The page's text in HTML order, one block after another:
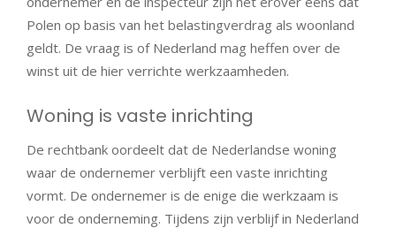
Polen op basis van het belastingverdrag als woonland
geldt. De vraag is of Nederland mag heffen over de
winst uit de hier verrichte werkzaamheden.
Woning is vaste inrichting
De rechtbank oordeelt dat de Nederlandse woning
waar de ondernemer verblijft een vaste inrichting
vormt. De ondernemer is de enige die werkzaam is
voor de onderneming. Tijdens zijn verblijf in Nederland